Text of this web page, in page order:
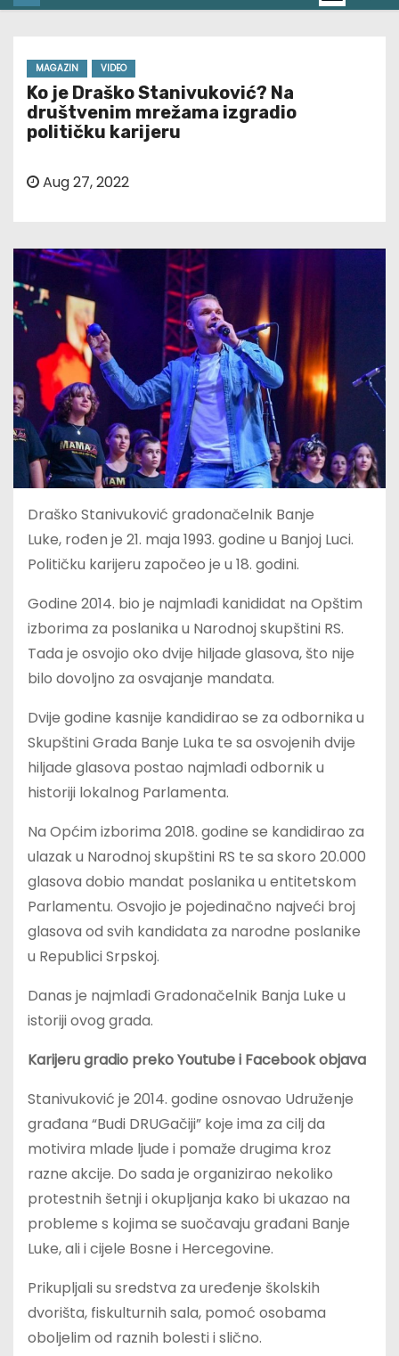
MAGAZIN VIDEO
Ko je Draško Stanivuković? Na
društvenim mrežama izgradio
političku karijeru
Aug 27, 2022
Draško Stanivuković gradonačelnik Banje
Luke, rođen je 21. maja 1993. godine u Banjoj Luci.
Političku karijeru započeo je u 18. godini.
Godine 2014. bio je najmlađi kanididat na Opštim
izborima za poslanika u Narodnoj skupštini RS.
Tada je osvojio oko dvije hiljade glasova, što nije
bilo dovoljno za osvajanje mandata.
Dvije godine kasnije kandidirao se za odbornika u
Skupštini Grada Banje Luka te sa osvojenih dvije
hiljade glasova postao najmlađi odbornik u
historiji lokalnog Parlamenta.
Na Općim izborima 2018. godine se kandidirao za
ulazak u Narodnoj skupštini RS te sa skoro 20.000
glasova dobio mandat poslanika u entitetskom
Parlamentu. Osvojio je pojedinačno najveći broj
glasova od svih kandidata za narodne poslanike
u Republici Srpskoj.
Danas je najmlađi Gradonačelnik Banja Luke u
istoriji ovog grada.
Karijeru gradio preko Youtube i Facebook objava
Stanivuković je 2014. godine osnovao Udruženje
građana “Budi DRUGačiji” koje ima za cilj da
motivira mlade ljude i pomaže drugima kroz
razne akcije. Do sada je organizirao nekoliko
protestnih šetnji i okupljanja kako bi ukazao na
probleme s kojima se suočavaju građani Banje
Luke, ali i cijele Bosne i Hercegovine.
Prikupljali su sredstva za uređenje školskih
dvorišta, fiskulturnih sala, pomoć osobama
oboljelim od raznih bolesti i slično.